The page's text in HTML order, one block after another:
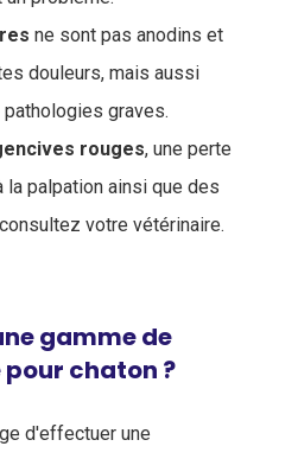
ne sont pas anodins et
douleurs, mais aussi
graves.
rouges, une perte
la palpation ainsi que des
votre vétérinaire.
gamme de
chaton ?
d'effectuer une